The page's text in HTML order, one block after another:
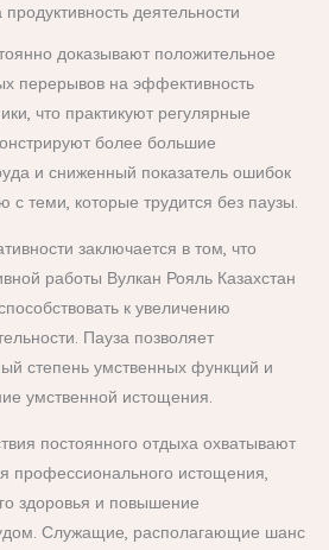
деятельности
доказывают положительное
перерывов на эффективность
что практикуют регулярные
более большие
и сниженный показатель ошибок
с теми, которые трудится без паузы.
заключается в том, что
работы Вулкан Рояль Казахстан
к увеличению
Пауза позволяет
степень умственных функций и
умственной истощения.
постоянного отдыха охватывают
профессионального истощения,
здоровья и повышение
Служащие, располагающие шанс